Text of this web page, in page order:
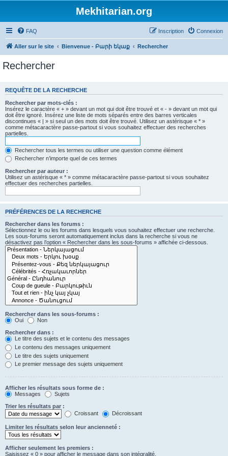
Mekhitarian.org
FAQ Connexion
Inscription
Aller sur le site Bienvenue - Բարի եկաք Rechercher
Rechercher
REQUÊTE DE LA RECHERCHE
Rechercher par mots-clés :
Insérez le caractère « + » devant un mot qui doit être trouvé et « - » devant un mot qui
doit être ignoré. Insérez une liste de mots séparés entre des barres verticales
discontinues « | » si seul un des mots doit être trouvé. Utilisez un astérisque « * »
comme métacaractère passe-partout si vous souhaitez effectuer des recherches
partielles.
Rechercher tous les termes ou utiliser une question comme élément
Rechercher n’importe quel de ces termes
Rechercher par auteur :
Utilisez un astérisque « * » comme métacaractère passe-partout si vous souhaitez
effectuer des recherches partielles.
PRÉFÉRENCES DE LA RECHERCHE
Rechercher dans les forums :
Sélectionnez le ou les forums dans lesquels vous souhaitez effectuer une recherche.
Les sous-forums seront automatiquement inclus dans la recherche si vous ne
désactivez pas l’option « Rechercher dans les sous-forums » affichée ci-dessous.
Rechercher dans les sous-forums :
Oui
Non
Rechercher dans :
Le titre des sujets et le contenu des messages
Le contenu des messages uniquement
Le titre des sujets uniquement
Le premier message des sujets uniquement
Afficher les résultats sous forme de :
Messages
Sujets
Trier les résultats par :
Croissant
Décroissant
Limiter les résultats selon leur ancienneté :
Afficher seulement les premiers :
Saisissez « 0 » pour afficher le message dans son intégralité.